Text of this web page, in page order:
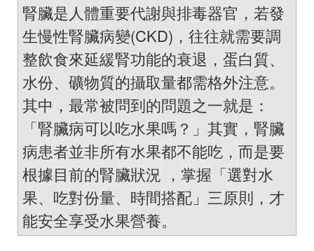
腎臟是人體重要代謝與排毒器官，若發
生慢性腎臟病變(CKD)，往往就需要調
整飲食來延緩腎功能的衰退，蛋白質、
水份、礦物質的攝取量都需格外注意。
其中，最常被問到的問題之一就是：
「腎臟病可以吃水果嗎？」其實，腎臟
病患者並非所有水果都不能吃，而是要
根據目前的腎臟狀況 ，掌握「選對水
果、吃對份量、時間搭配」三原則，才
能安全享受水果營養。